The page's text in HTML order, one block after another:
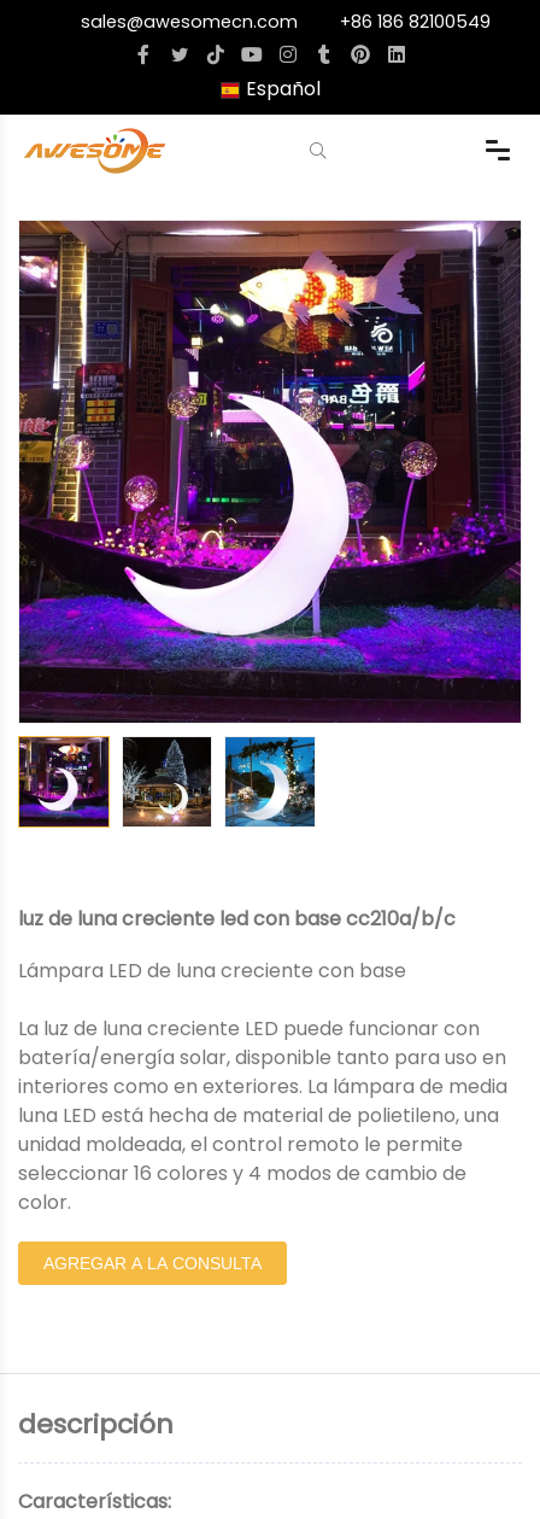
sales@awesomecn.com +86 186 82100549
Español
luz de luna creciente led con base cc210a/b/c
Lámpara LED de luna creciente con base
La luz de luna creciente LED puede funcionar con
batería/energía solar, disponible tanto para uso en
interiores como en exteriores. La lámpara de media
luna LED está hecha de material de polietileno, una
unidad moldeada, el control remoto le permite
seleccionar 16 colores y 4 modos de cambio de
color.
AGREGAR A LA CONSULTA
descripción
Características: